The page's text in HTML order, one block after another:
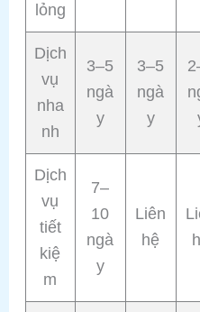
lỏng
Dịch
vụ
nha
nh
3–5
ngà
y
3–5
ngà
y
Dịch
vụ
tiết
kiệ
m
7–
10
ngà
y
Liên
hệ